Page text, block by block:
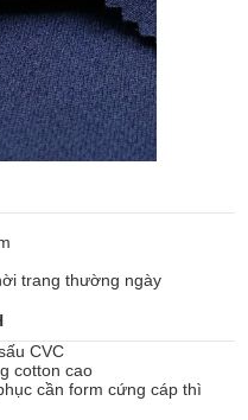
trang thường ngày
CVC
cotton cao
cần form cứng cáp thì